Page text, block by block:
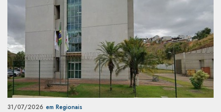
31/07/2026 em Regionais